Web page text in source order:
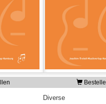
Diverse